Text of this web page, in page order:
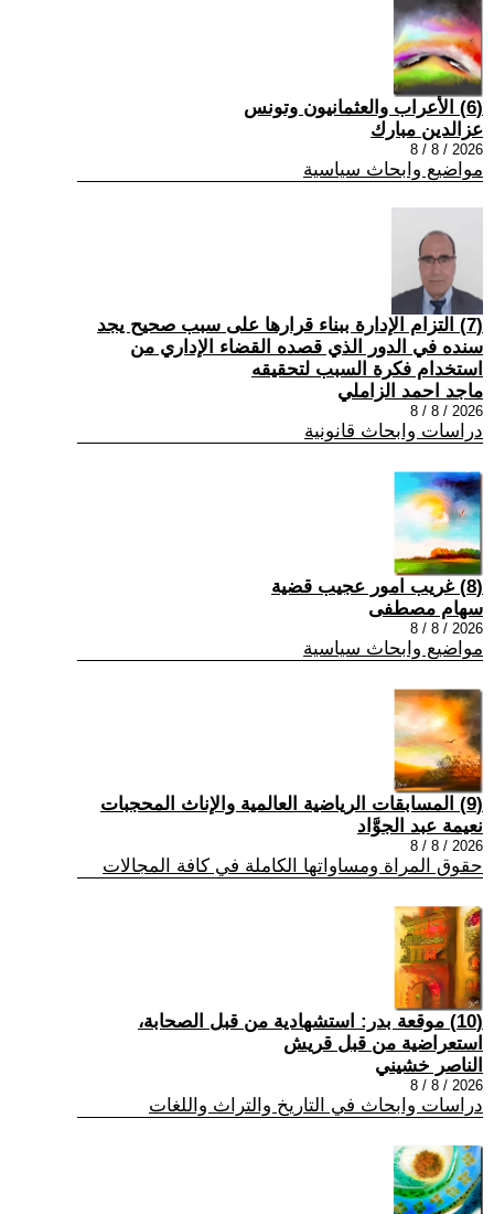
(6) الأعراب والعثمانيون وتونس
عزالدين مبارك
2026 / 8 / 8
مواضيع وابحاث سياسية
(7) التزام الإدارة ببناء قرارها على سبب صحیح یجد
سنده في الدور الذي قصده القضاء الإداري من
استخدام فكرة السبب لتحقیقه
ماجد احمد الزاملي
2026 / 8 / 8
دراسات وابحاث قانونية
(8) غريب امور عجيب قضية
سهام مصطفى
2026 / 8 / 8
مواضيع وابحاث سياسية
(9) المسابقات الرياضية العالمية والإناث المحجبات
نعيمة عبد الجوَّاد
2026 / 8 / 8
حقوق المراة ومساواتها الكاملة في كافة المجالات
(10) موقعة بدر: استشهادية من قبل الصحابة،
استعراضية من قبل قريش
الناصر خشيني
2026 / 8 / 8
دراسات وابحاث في التاريخ والتراث واللغات